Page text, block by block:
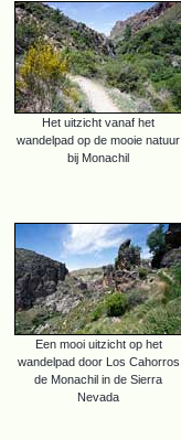
Het uitzicht vanaf het
wandelpad op de mooie natuur
bij Monachil
Een mooi uitzicht op het
wandelpad door Los Cahorros
de Monachil in de Sierra
Nevada